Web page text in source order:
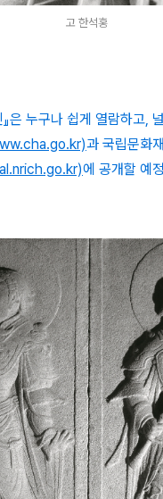
고 한석홍
』은 누구나 쉽게 열람하고,
과 국립문화
에 공개할 예